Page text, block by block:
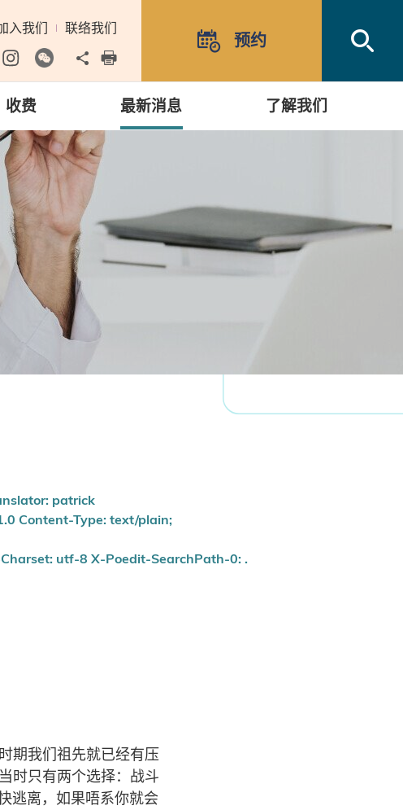
入我们 联络我们
Share toprint
预约
收费 最新消息 了解我们
patrick
Content-Type: text/plain;
utf-8 X-Poedit-SearchPath-0: .
期我们祖先就已经有压
时只有两个选择：战斗
逃离，如果唔系你就会